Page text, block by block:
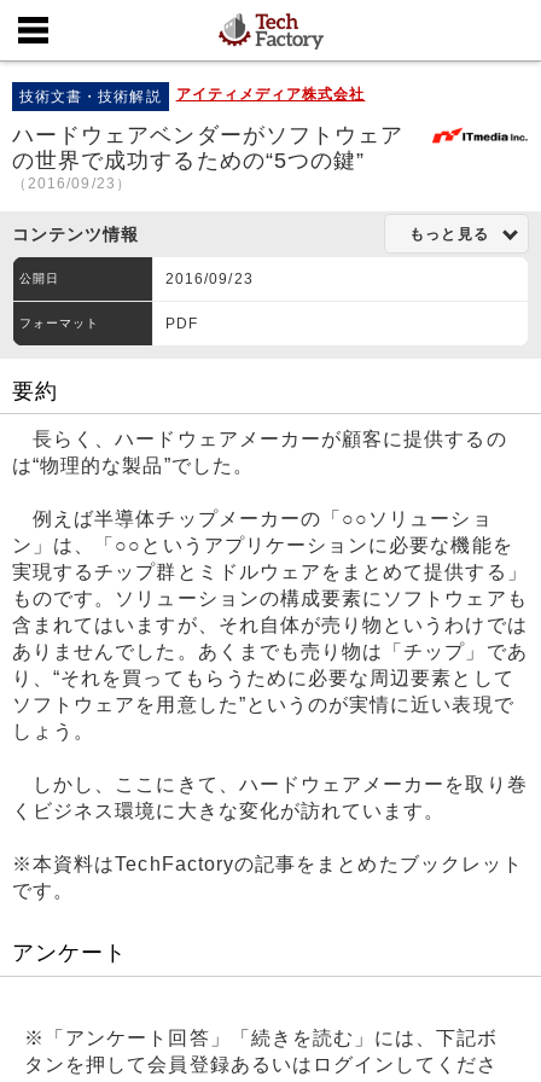
技術文書・技術解説 アイティメディア株式会社
ハードウェアベンダーがソフトウェア
の世界で成功するための“5つの鍵”
（2016/09/23）
コンテンツ情報 もっと見る
公開日 2016/09/23
フォーマット PDF
要約
長らく、ハードウェアメーカーが顧客に提供するの
は“物理的な製品”でした。
例えば半導体チップメーカーの「○○ソリューショ
ン」は、「○○というアプリケーションに必要な機能を
実現するチップ群とミドルウェアをまとめて提供する」
ものです。ソリューションの構成要素にソフトウェアも
含まれてはいますが、それ自体が売り物というわけでは
ありませんでした。あくまでも売り物は「チップ」であ
り、“それを買ってもらうために必要な周辺要素として
ソフトウェアを用意した”というのが実情に近い表現で
しょう。
しかし、ここにきて、ハードウェアメーカーを取り巻
くビジネス環境に大きな変化が訪れています。
※本資料はTechFactoryの記事をまとめたブックレット
です。
アンケート
※「アンケート回答」「続きを読む」には、下記ボ
タンを押して会員登録あるいはログインしてくださ